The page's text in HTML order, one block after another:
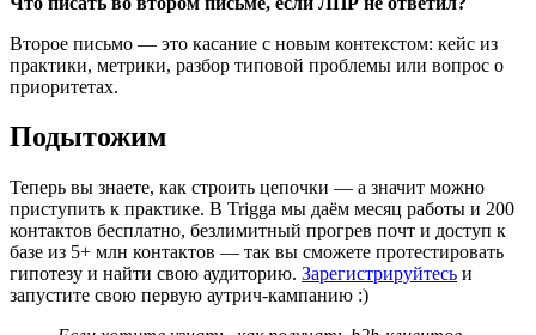
Второе письмо — это касание с новым контекстом: кейс из
практики, метрики, разбор типовой проблемы или вопрос о
приоритетах.
Подытожим
Теперь вы знаете, как строить цепочки — а значит можно
приступить к практике. В Trigga мы даём месяц работы и 200
контактов бесплатно, безлимитный прогрев почт и доступ к
базе из 5+ млн контактов — так вы сможете протестировать
гипотезу и найти свою аудиторию. Зарегистрируйтесь и
запустите свою первую аутрич-кампанию :)